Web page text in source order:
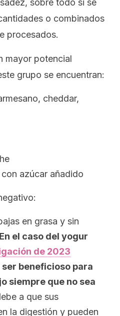
sobre todo si se
o combinados
procesados.
mayor potencial
grupo se encuentran:
cheddar,
azúcar añadido
en grasa y sin
En el caso del yogur
de 2023
beneficioso para
siempre que no sea
a que sus
la digestión y pueden